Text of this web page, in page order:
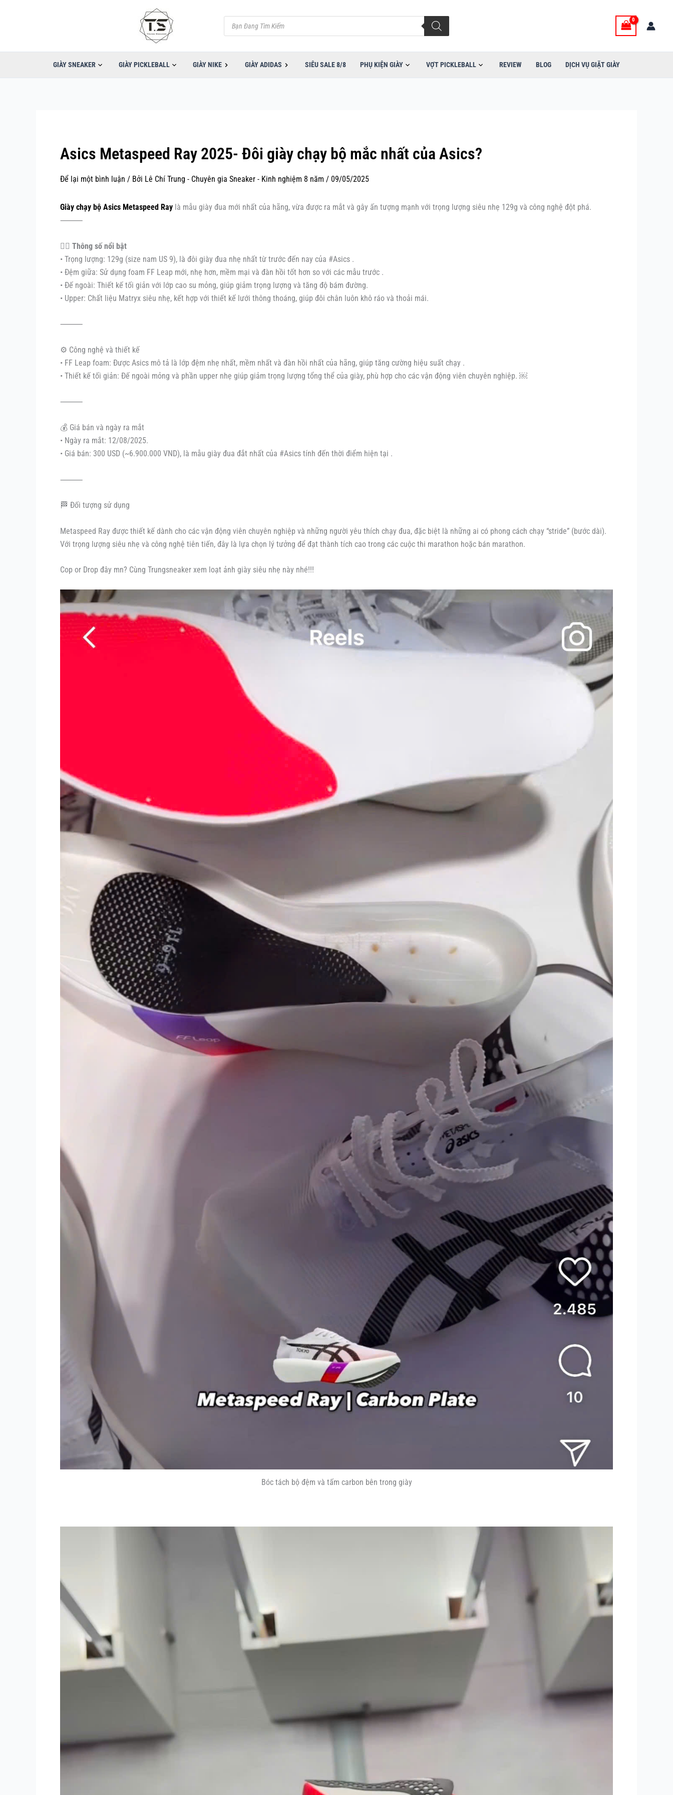
Tìm
kiếm
sản
GIÀY SNEAKER GIÀY PICKLEBALL GIÀY NIKE GIÀY ADIDAS SIÊU SALE 8/8 PHỤ KIỆN GIÀY VỢT PICKLEBALL REVIEW BLOG DỊCH VỤ GIẶT GIÀY
Asics Metaspeed Ray 2025- Đôi giày chạy bộ mắc nhất của Asics?
Để lại một bình luận / Bởi Lê Chí Trung - Chuyên gia Sneaker - Kinh nghiệm 8 năm / 09/05/2025
Giày chạy bộ Asics Metaspeed Ray là mẫu giày đua mới nhất của hãng, vừa được ra mắt và gây ấn tượng mạnh với trọng lượng siêu nhẹ 129g và công nghệ đột phá.
⸻
🏃‍♂️ Thông số nổi bật
• Trọng lượng: 129g (size nam US 9), là đôi giày đua nhẹ nhất từ trước đến nay của #Asics .
• Đệm giữa: Sử dụng foam FF Leap mới, nhẹ hơn, mềm mại và đàn hồi tốt hơn so với các mẫu trước .
• Đế ngoài: Thiết kế tối giản với lớp cao su mỏng, giúp giảm trọng lượng và tăng độ bám đường.
• Upper: Chất liệu Matryx siêu nhẹ, kết hợp với thiết kế lưới thông thoáng, giúp đôi chân luôn khô ráo và thoải mái.
⸻
⚙️ Công nghệ và thiết kế
• FF Leap foam: Được Asics mô tả là lớp đệm nhẹ nhất, mềm nhất và đàn hồi nhất của hãng, giúp tăng cường hiệu suất chạy .
• Thiết kế tối giản: Đế ngoài mỏng và phần upper nhẹ giúp giảm trọng lượng tổng thể của giày, phù hợp cho các vận động viên chuyên nghiệp. ￼
⸻
💰 Giá bán và ngày ra mắt
• Ngày ra mắt: 12/08/2025.
• Giá bán: 300 USD (~6.900.000 VND), là mẫu giày đua đắt nhất của #Asics tính đến thời điểm hiện tại .
⸻
🏁 Đối tượng sử dụng
Metaspeed Ray được thiết kế dành cho các vận động viên chuyên nghiệp và những người yêu thích chạy đua, đặc biệt là những ai có phong cách chạy “stride” (bước dài).
Với trọng lượng siêu nhẹ và công nghệ tiên tiến, đây là lựa chọn lý tưởng để đạt thành tích cao trong các cuộc thi marathon hoặc bán marathon.
Cop or Drop đây mn? Cùng Trungsneaker xem loạt ảnh giày siêu nhẹ này nhé!!!
Bóc tách bộ đệm và tấm carbon bên trong giày